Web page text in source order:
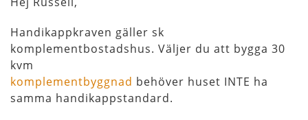
Handikappkraven gäller sk
komplementbostadshus. Väljer du att bygga 30
kvm
komplementbyggnad behöver huset INTE ha
samma handikappstandard.